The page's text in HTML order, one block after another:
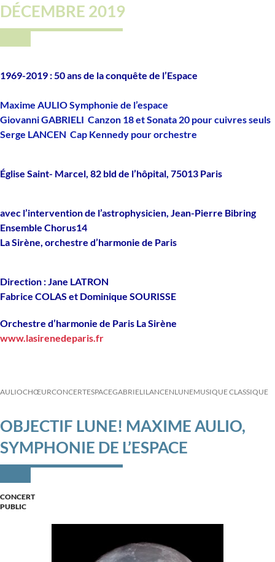
DÉCEMBRE 2019
1969-2019 : 50 ans de la conquête de l’Espace
Maxime AULIOSymphonie de l’espace
Giovanni GABRIELI Canzon 18 et Sonata 20 pour cuivres seuls
Serge LANCEN Cap Kennedy pour orchestre
Église Saint- Marcel, 82 bld de l’hôpital, 75013 Paris
avec l’intervention de l’astrophysicien, Jean-Pierre Bibring
Ensemble Chorus14
La Sirène, orchestre d’harmonie de Paris
Direction : Jane LATRON
Fabrice COLAS et Dominique SOURISSE
Orchestre d’harmonie de Paris La Sirène
www.lasirenedeparis.fr
AULIOCHŒURCONCERTESPACEGABRIELILANCENLUNEMUSIQUE CLASSIQUE
OBJECTIF LUNE! MAXIME AULIO,
SYMPHONIE DE L’ESPACE
CONCERT
PUBLIC